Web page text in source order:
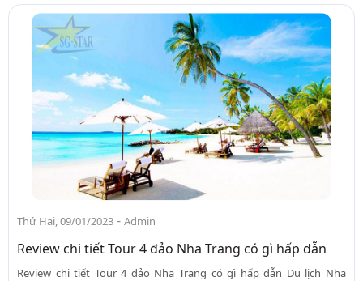
Thứ Hai, 09/01/2023 - Admin
Review chi tiết Tour 4 đảo Nha Trang có gì hấp dẫn
Review chi tiết Tour 4 đảo Nha Trang có gì hấp dẫn Du lịch Nha